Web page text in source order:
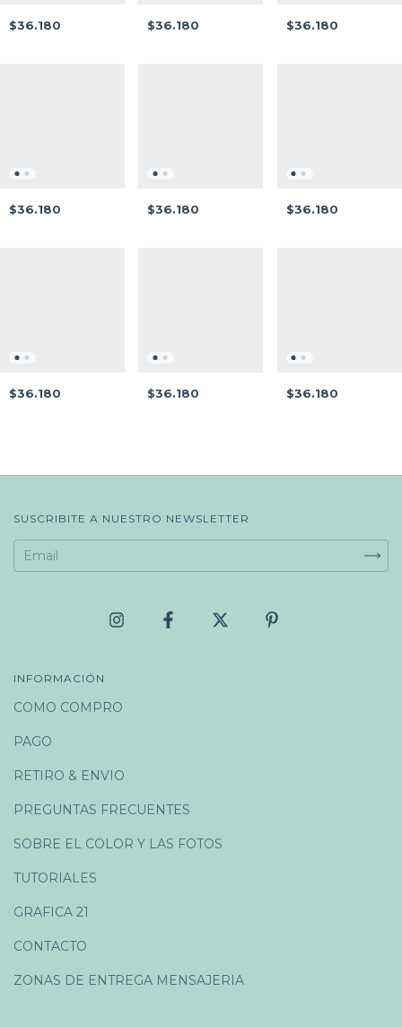
$36.180 $36.180 $36.180
$36.180 $36.180 $36.180
$36.180 $36.180 $36.180
SUSCRIBITE A NUESTRO NEWSLETTER
INFORMACIÓN
COMO COMPRO
PAGO
RETIRO & ENVIO
PREGUNTAS FRECUENTES
SOBRE EL COLOR Y LAS FOTOS
TUTORIALES
GRAFICA 21
CONTACTO
ZONAS DE ENTREGA MENSAJERIA